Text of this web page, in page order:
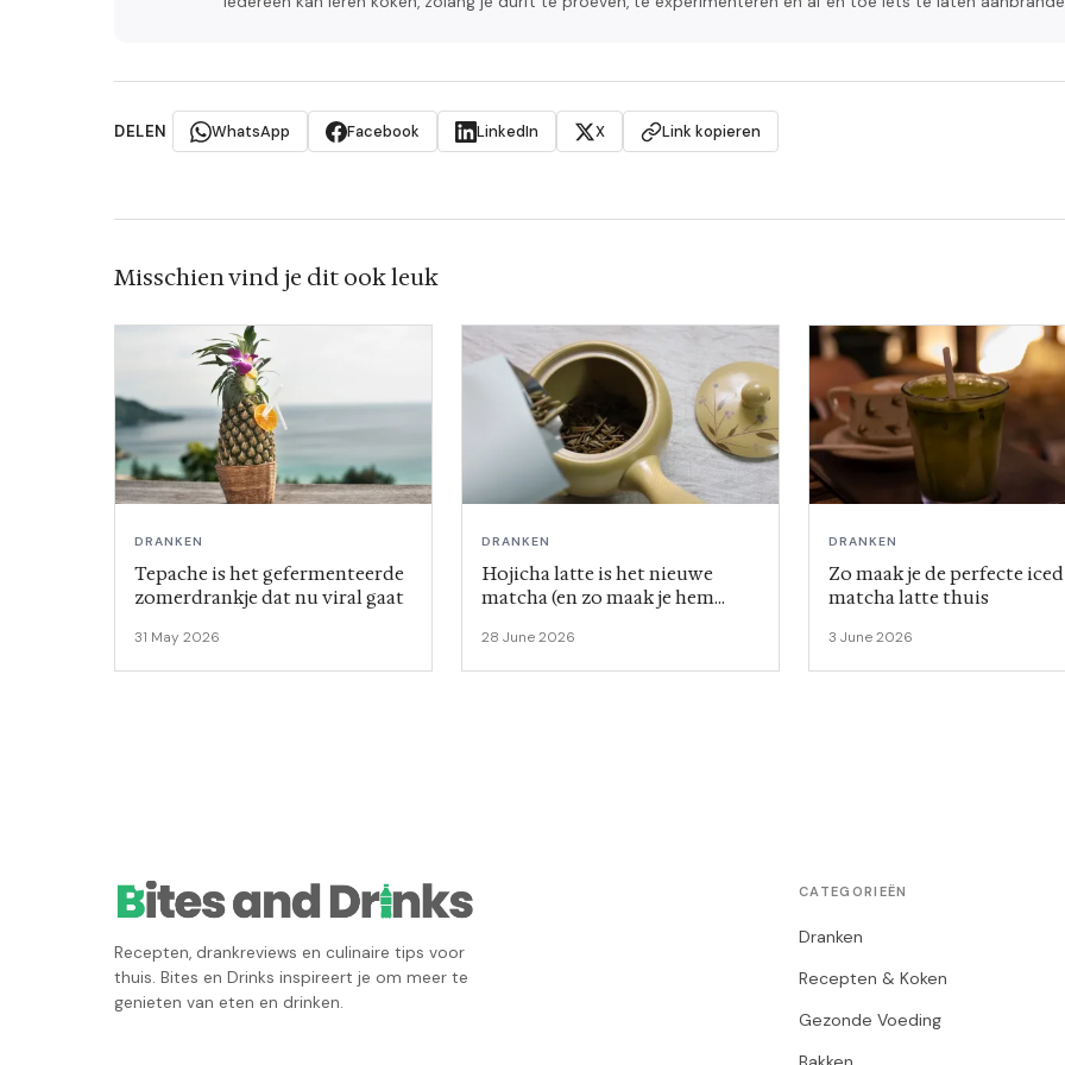
DELEN WhatsApp Facebook LinkedIn X Link kopieren
Misschien vind je dit ook leuk
DRANKEN
Tepache is het gefermenteerde
zomerdrankje dat nu viral gaat
31 May 2026
DRANKEN
Hojicha latte is het nieuwe
matcha (en zo maak je hem
28 June 2026
DRANKEN
Zo maak je de perfecte iced
matcha latte thuis
3 June 2026
Recepten, drankreviews en culinaire tips voor
thuis. Bites en Drinks inspireert je om meer te
genieten van eten en drinken.
CATEGORIEËN
Dranken
Recepten & Koken
Gezonde Voeding